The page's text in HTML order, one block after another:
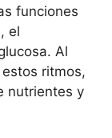
funciones
el
Al
ritmos,
nutrientes y